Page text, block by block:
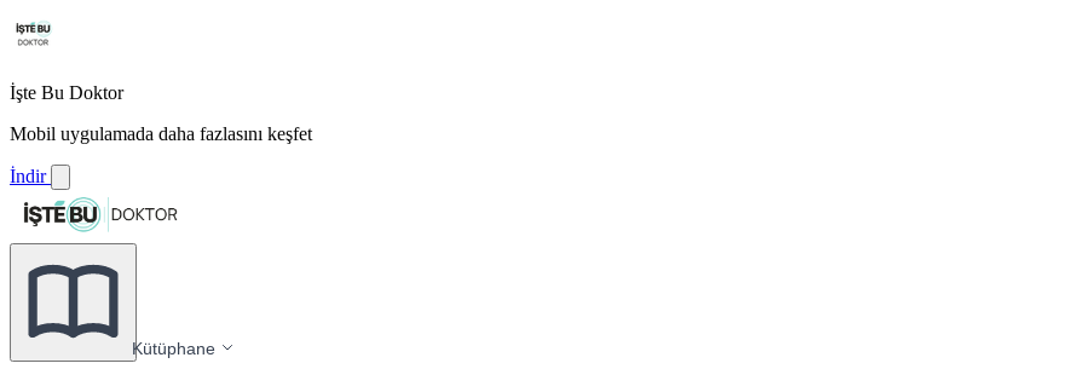
İşte Bu Doktor
Mobil uygulamada daha fazlasını keşfet
İndir
Kütüphane